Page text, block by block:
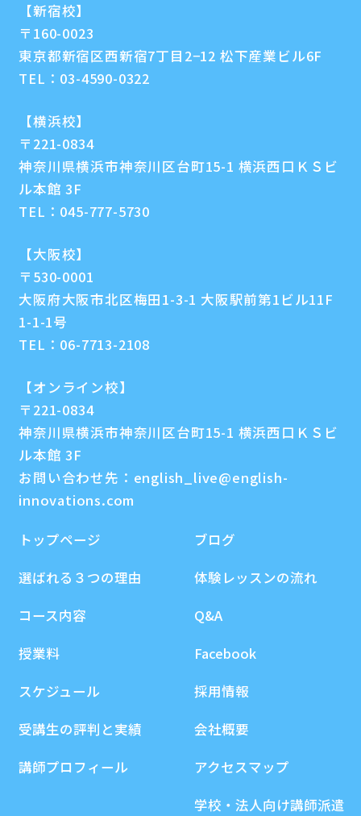
【新宿校】
〒160-0023
東京都新宿区西新宿7丁目2−12 松下産業ビル6F
TEL： 03-4590-0322
【横浜校】
〒221-0834
神奈川県横浜市神奈川区台町15-1 横浜西口ＫＳビ
ル本館 3F
TEL： 045-777-5730
【大阪校】
〒530-0001
大阪府大阪市北区梅田1-3-1 大阪駅前第1ビル11F
1-1-1号
TEL： 06-7713-2108
【オンライン校】
〒221-0834
神奈川県横浜市神奈川区台町15-1 横浜西口ＫＳビ
ル本館 3F
お問い合わせ先： english_live@english-
innovations.com
トップページ
選ばれる３つの理由
コース内容
授業料
スケジュール
受講生の評判と実績
講師プロフィール
ブログ
体験レッスンの流れ
Q&A
Facebook
採用情報
会社概要
アクセスマップ
学校・法人向け講師派遣